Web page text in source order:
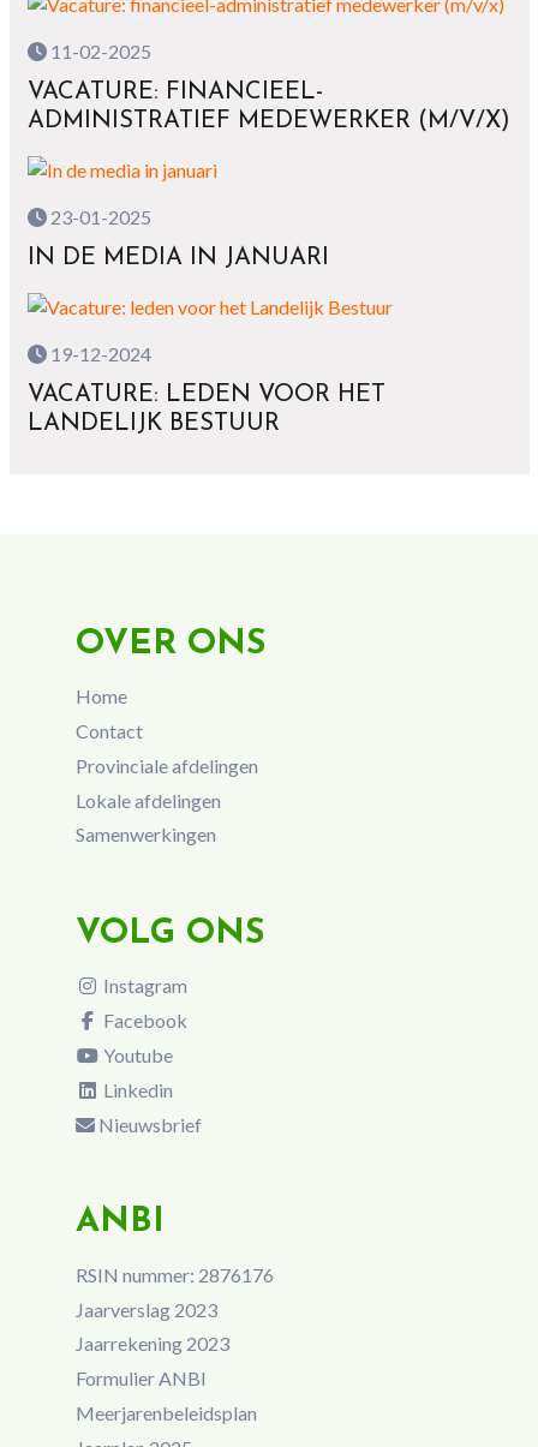
11-02-2025
VACATURE: FINANCIEEL-
ADMINISTRATIEF MEDEWERKER (M/V/X)
23-01-2025
IN DE MEDIA IN JANUARI
19-12-2024
VACATURE: LEDEN VOOR HET
LANDELIJK BESTUUR
OVER ONS
Home
Contact
Provinciale afdelingen
Lokale afdelingen
Samenwerkingen
VOLG ONS
Instagram
Facebook
Youtube
Linkedin
Nieuwsbrief
ANBI
RSIN nummer: 2876176
Jaarverslag 2023
Jaarrekening 2023
Formulier ANBI
Meerjarenbeleidsplan